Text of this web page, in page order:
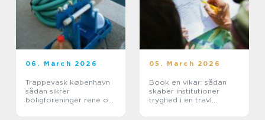
06. March 2026
Trappevask københavn
sådan sikrer
boligforeninger rene og
05. March 2026
Book en vikar: sådan
skaber institutioner
tryghed i en travl